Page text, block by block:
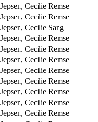
Jepsen, Cecilie Remse
Jepsen, Cecilie Remse
Jepsen, Cecilie Sang
Jepsen, Cecilie Remse
Jepsen, Cecilie Remse
Jepsen, Cecilie Remse
Jepsen, Cecilie Remse
Jepsen, Cecilie Remse
Jepsen, Cecilie Remse
Jepsen, Cecilie Remse
Jepsen, Cecilie Remse